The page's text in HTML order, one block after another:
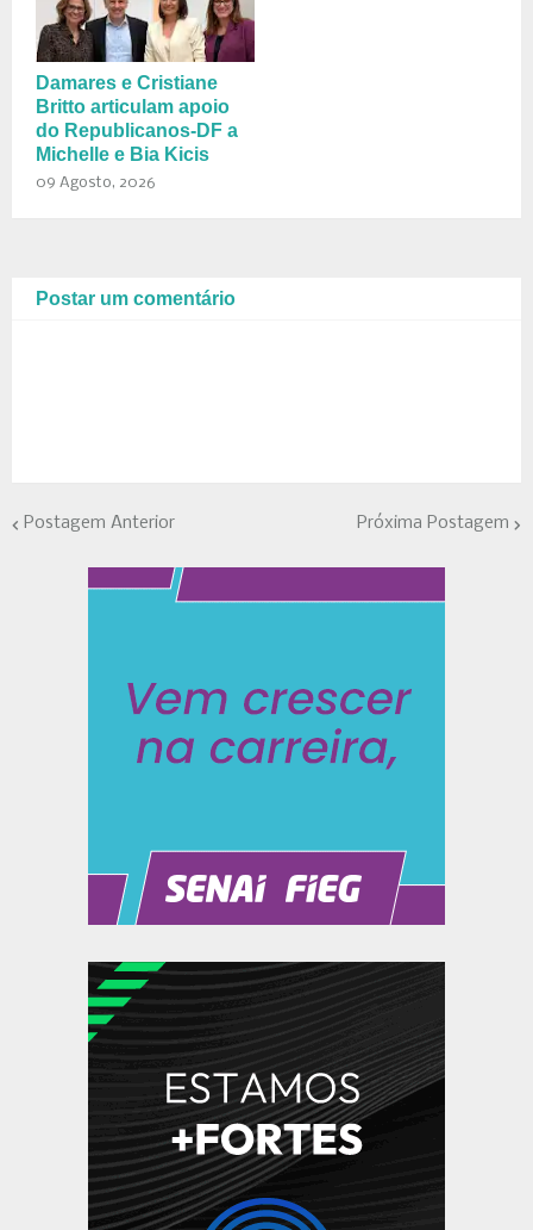
Damares e Cristiane
Britto articulam apoio
do Republicanos-DF a
Michelle e Bia Kicis
09 Agosto, 2026
Postar um comentário
Postagem Anterior Próxima Postagem